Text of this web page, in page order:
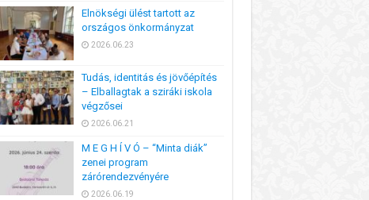
Elnökségi ülést tartott az
országos önkormányzat
2026.06.23
Tudás, identitás és jövőépítés
– Elballagtak a sziráki iskola
végzősei
2026.06.21
M E G H Í V Ó – “Minta diák”
zenei program
zárórendezvényére
2026.06.19